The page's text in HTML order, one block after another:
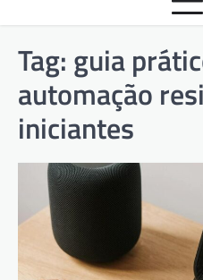
Tag: guia
automação
iniciantes